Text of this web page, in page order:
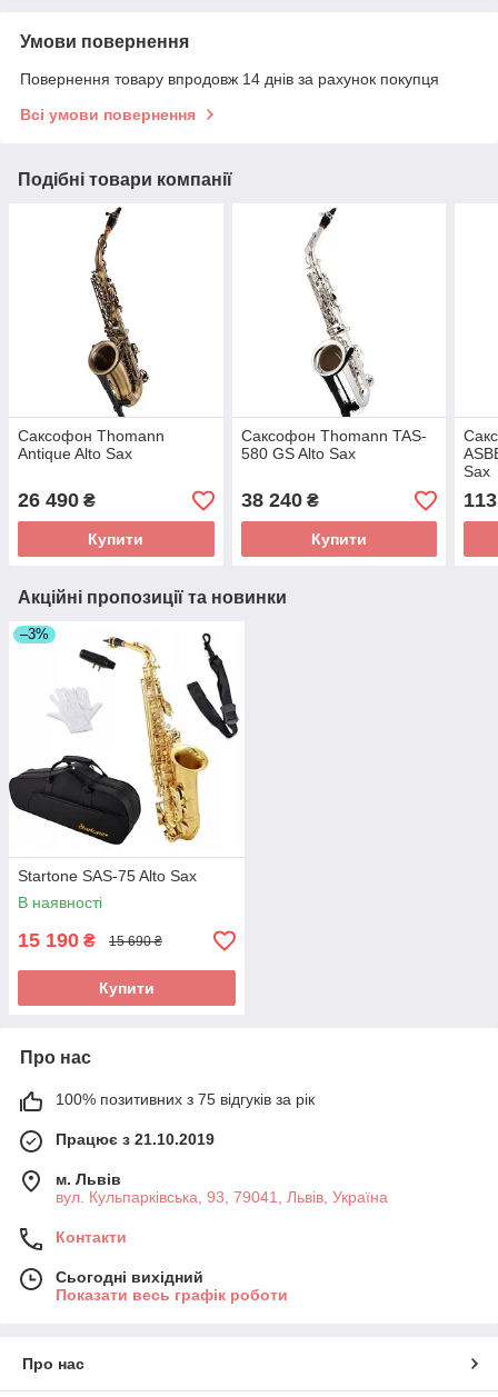
Умови повернення
Повернення товару впродовж 14 днів за рахунок покупця
Всі умови повернення
Подібні товари компанії
Саксофон Thomann
Antique Alto Sax
26 490 ₴
Купити
Саксофон Thomann TAS-
580 GS Alto Sax
38 240₴
Купити
Sax
Акційні пропозиції та новинки
–3%
Startone SAS-75 Alto Sax
В наявності
15 190 ₴ 15 690 ₴
Купити
Про нас
100% позитивних з 75 відгуків за рік
Працює з 21.10.2019
м. Львів
вул. Кульпарківська, 93, 79041, Львів, Україна
Контакти
Сьогодні вихідний
Показати весь графік роботи
Про нас